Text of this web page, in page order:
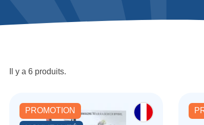
Il y a 6 produits.
PROMOTION